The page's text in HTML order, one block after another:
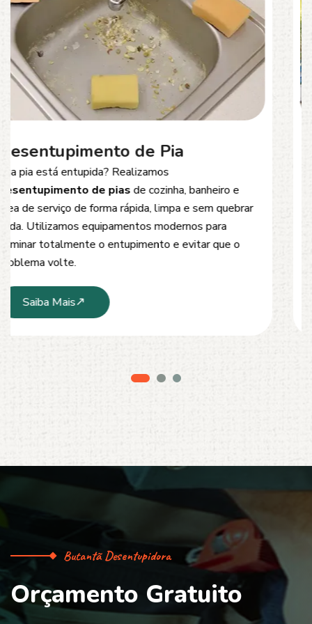
Desentupimento de Esgoto
Problemas comentupimento de esgoto
Oferecemos soluções rápidas e eficientes para
desobstrução de redes de esgoto, caixas de
inspeção e tubulações. Utilizamos equipamentos
modernos e técnicas seguras que garantem um
serviço limpo, ágil e sem danos à estrutura.
Saiba Mais
Butantã Desentupidora
Orçamento Gratuito